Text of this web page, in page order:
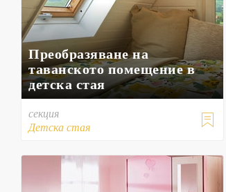
Преобразяване на
таванското помещение в
детска стая

секция
Детска стая